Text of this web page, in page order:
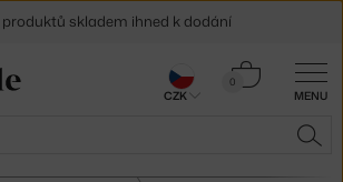
MENU
0
Košík
produktů skladem ihned k dodání
5 % pro odběratele
CZK